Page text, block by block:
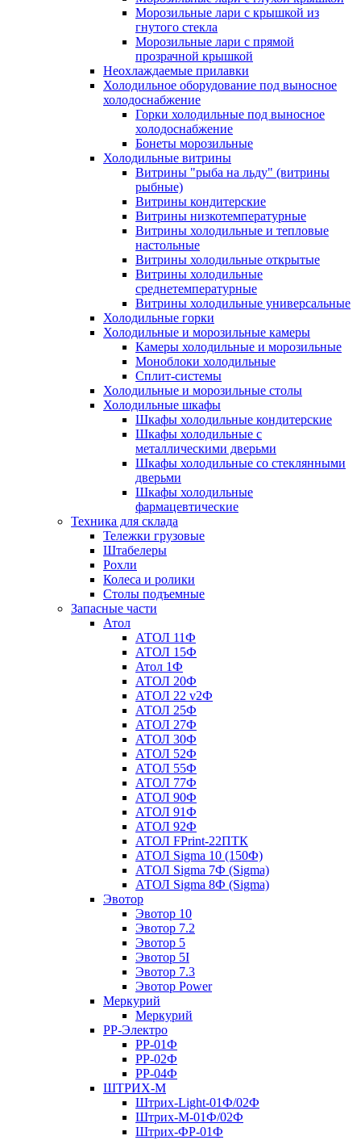
Морозильные лари с крышкой из
гнутого стекла
Морозильные лари с прямой
прозрачной крышкой
Неохлаждаемые прилавки
Холодильное оборудование под выносное
холодоснабжение
Горки холодильные под выносное
холодоснабжение
Бонеты морозильные
Холодильные витрины
Витрины "рыба на льду" (витрины
рыбные)
Витрины кондитерские
Витрины низкотемпературные
Витрины холодильные и тепловые
настольные
Витрины холодильные открытые
Витрины холодильные
среднетемпературные
Витрины холодильные универсальные
Холодильные горки
Холодильные и морозильные камеры
Камеры холодильные и морозильные
Моноблоки холодильные
Сплит-системы
Холодильные и морозильные столы
Холодильные шкафы
Шкафы холодильные кондитерские
Шкафы холодильные с
металлическими дверьми
Шкафы холодильные со стеклянными
дверьми
Шкафы холодильные
фармацевтические
Техника для склада
Тележки грузовые
Штабелеры
Рохли
Колеса и ролики
Столы подъемные
Запасные части
Атол
АТОЛ 11Ф
АТОЛ 15Ф
Атол 1Ф
АТОЛ 20Ф
АТОЛ 22 v2Ф
АТОЛ 25Ф
АТОЛ 27Ф
АТОЛ 30Ф
АТОЛ 52Ф
АТОЛ 55Ф
АТОЛ 77Ф
АТОЛ 90Ф
АТОЛ 91Ф
АТОЛ 92Ф
АТОЛ FPrint-22ПТК
АТОЛ Sigma 10 (150Ф)
АТОЛ Sigma 7Ф (Sigma)
АТОЛ Sigma 8Ф (Sigma)
Эвотор
Эвотор 10
Эвотор 7.2
Эвотор 5
Эвотор 5I
Эвотор 7.3
Эвотор Power
Меркурий
Меркурий
РР-Электро
РР-01Ф
РР-02Ф
РР-04Ф
ШТРИХ-М
Штрих-Light-01Ф/02Ф
Штрих-М-01Ф/02Ф
Штрих-ФР-01Ф